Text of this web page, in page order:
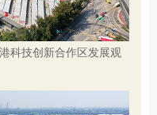
科技创新合作区发展观